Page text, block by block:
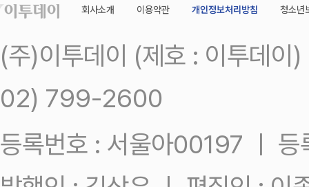
회사소개 이용약관 개인정보처리방침 청소년
(주)이투데이 (제호 : 이투데
02) 799-2600
등록번호 : 서울아00197 ㅣ